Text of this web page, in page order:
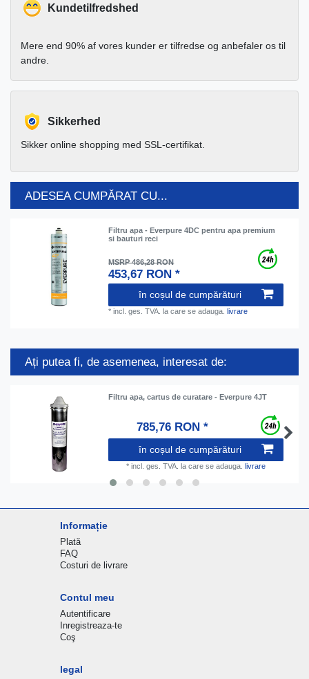
Kundetilfredshed
Mere end 90% af vores kunder er tilfredse og anbefaler os til
andre.
Sikkerhed
Sikker online shopping med SSL-certifikat.
ADESEA CUMPĂRAT CU...
Filtru apa - Everpure 4DC pentru apa premium
si bauturi reci
MSRP 486,28 RON
453,67 RON *
în coșul de cumpărături
*incl. ges. TVA. la care se adauga.livrare
Ați putea fi, de asemenea, interesat de:
Filtru apa, cartus de curatare - Everpure 4JT
785,76 RON *
în coșul de cumpărături
* incl. ges. TVA. la care se adauga. livrare
Informație
Plată
FAQ
Costuri de livrare
Contul meu
Autentificare
Inregistreaza-te
Coş
legal